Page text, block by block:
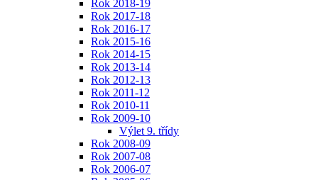
Rok 2018-19
Rok 2017-18
Rok 2016-17
Rok 2015-16
Rok 2014-15
Rok 2013-14
Rok 2012-13
Rok 2011-12
Rok 2010-11
Rok 2009-10
Výlet 9. třídy
Rok 2008-09
Rok 2007-08
Rok 2006-07